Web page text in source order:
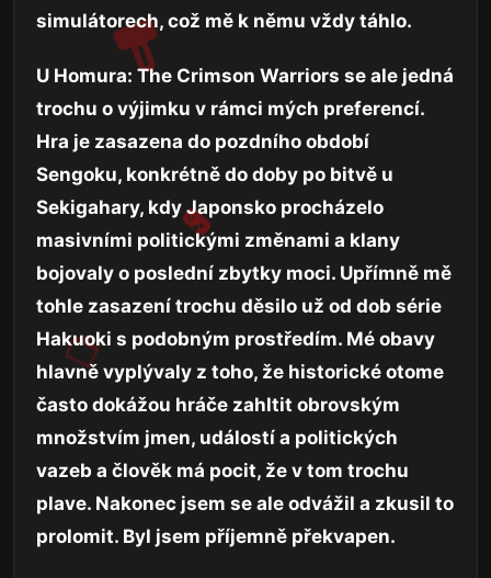
simulátorech, což mě k němu vždy táhlo.
U Homura: The Crimson Warriors se ale jedná
trochu o výjimku v rámci mých preferencí.
Hra je zasazena do pozdního období
Sengoku, konkrétně do doby po bitvě u
Sekigahary, kdy Japonsko procházelo
masivními politickými změnami a klany
bojovaly o poslední zbytky moci. Upřímně mě
tohle zasazení trochu děsilo už od dob série
Hakuoki s podobným prostředím. Mé obavy
hlavně vyplývaly z toho, že historické otome
často dokážou hráče zahltit obrovským
množstvím jmen, událostí a politických
vazeb a člověk má pocit, že v tom trochu
plave. Nakonec jsem se ale odvážil a zkusil to
prolomit. Byl jsem příjemně překvapen.